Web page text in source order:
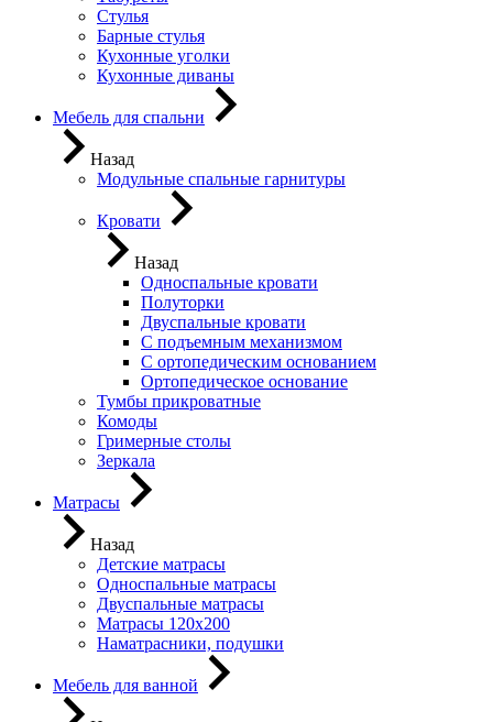
Стулья
Барные стулья
Кухонные уголки
Кухонные диваны
Мебель для спальни
Назад
Модульные спальные гарнитуры
Кровати
Назад
Односпальные кровати
Полуторки
Двуспальные кровати
С подъемным механизмом
С ортопедическим основанием
Ортопедическое основание
Тумбы прикроватные
Комоды
Гримерные столы
Зеркала
Матрасы
Назад
Детские матрасы
Односпальные матрасы
Двуспальные матрасы
Матрасы 120х200
Наматрасники, подушки
Мебель для ванной